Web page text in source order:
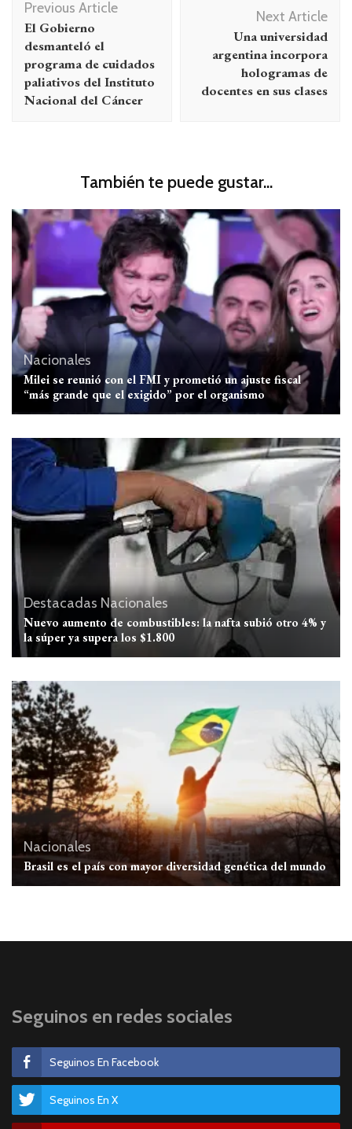
de
entradas
Previous Article
El Gobierno
desmanteló el
programa de cuidados
paliativos del Instituto
Nacional del Cáncer
Next Article
Una universidad
argentina incorpora
hologramas de
docentes en sus clases
También te puede gustar...
Nacionales
Milei se reunió con el FMI y prometió un ajuste fiscal
“más grande que el exigido” por el organismo
Destacadas Nacionales
Nuevo aumento de combustibles: la nafta subió otro 4% y
la súper ya supera los $1.800
Nacionales
Brasil es el país con mayor diversidad genética del mundo
Seguinos en redes sociales
Seguinos En Facebook
Seguinos En X